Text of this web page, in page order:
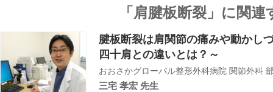
「肩腱板断裂」に関
腱板断裂は肩関節の痛みや動かし
四十肩との違いとは？～
おおさかグローバル整形外科病院 関節外科
三宅 孝宏 先生